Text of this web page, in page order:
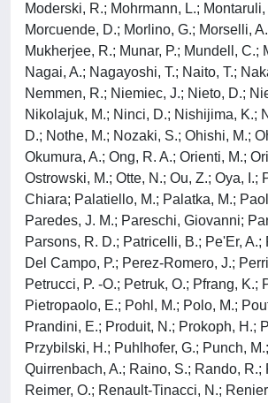
Moderski, R.; Mohrmann, L.; Montaruli,
Morcuende, D.; Morlino, G.; Morselli,
Mukherjee, R.; Munar, P.; Mundell, C.;
Nagai, A.; Nagayoshi, T.; Naito, T.;
Nemmen, R.; Niemiec, J.; Nieto, D.;
Nikolajuk, M.; Ninci, D.; Nishijima, K.;
D.; Nothe, M.; Nozaki, S.; Ohishi, M.;
Okumura, A.; Ong, R. A.; Orienti, M.;
Ostrowski, M.; Otte, N.; Ou, Z.; Oya, I.;
Chiara; Palatiello, M.; Palatka, M.;
Paredes, J. M.; Pareschi, Giovanni;
Parsons, R. D.; Patricelli, B.; Pe'Er, A.;
Del Campo, P.; Perez-Romero, J.;
Petrucci, P. -O.; Petruk, O.; Pfrang, K.;
Pietropaolo, E.; Pohl, M.; Polo, M.;
Prandini, E.; Produit, N.; Prokoph, H.;
Przybilski, H.; Puhlhofer, G.; Punch,
Quirrenbach, A.; Raino, S.; Rando, R.;
Reimer, O.; Renault-Tinacci, N.;